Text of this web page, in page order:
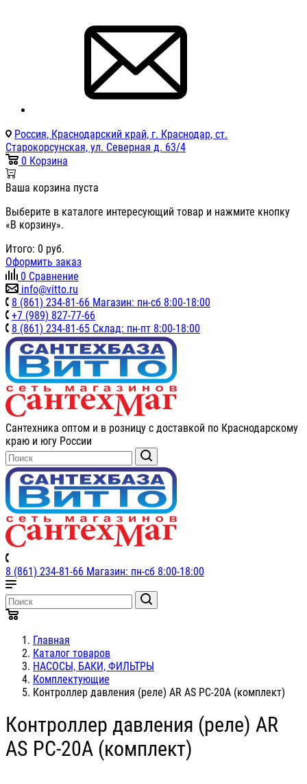
Россия, Краснодарский край, г. Краснодар, ст.
Старокорсунская, ул. Северная д. 63/4
0 Корзина
Ваша корзина пуста
Выберите в каталоге интересующий товар и нажмите кнопку
«В корзину».
Итого: 0 руб.
Оформить заказ
0 Сравнение
info@vitto.ru
8 (861) 234-81-66 Магазин: пн-сб 8:00-18:00
+7 (989) 827-77-66
8 (861) 234-81-65 Склад: пн-пт 8:00-18:00
Сантехника оптом и в розницу с доставкой по Краснодарскому
краю и югу России
8 (861) 234-81-66 Магазин: пн-сб 8:00-18:00
Главная
Каталог товаров
НАСОСЫ, БАКИ, ФИЛЬТРЫ
Комплектующие
Контроллер давления (реле) AR AS PC-20A (комплект)
Контроллер давления (реле) AR
AS PC-20A (комплект)